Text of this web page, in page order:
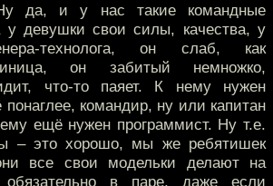
да, и у нас такие командные
у девушки свои силы, качества, у
технолога, он слаб, как
он забитый немножко,
что-то паяет. К нему нужен
командир, ну или капитан
ещё нужен программист. Ну т.е.
– это хорошо, мы же ребятишек
все свои модельки делают на
обязательно в паре, даже если